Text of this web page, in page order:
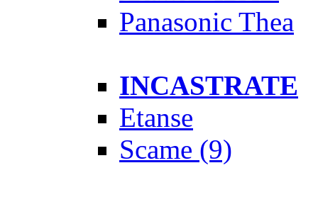
Panasonic Thea
INCASTRATE
Etanse
Scame (9)